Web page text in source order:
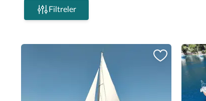
Filtreler